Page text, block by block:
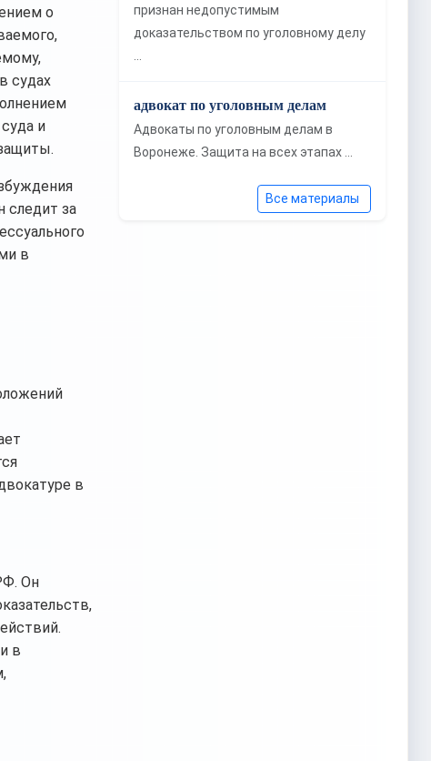
о
судах
и
следит за
в
в
Он
в
признан недопустимым
доказательством по уголовному делу
…
адвокат по уголовным делам
Адвокаты по уголовным делам в
Воронеже. Защита на всех этапах …
Все материалы